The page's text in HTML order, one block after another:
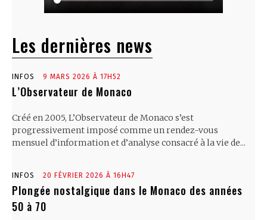
Les dernières news
INFOS 9 MARS 2026 À 17H52
L’Observateur de Monaco
Créé en 2005, L’Observateur de Monaco s’est
progressivement imposé comme un rendez-vous
mensuel d’information et d’analyse consacré à la vie de...
INFOS 20 FÉVRIER 2026 À 16H47
Plongée nostalgique dans le Monaco des années
50 à 70